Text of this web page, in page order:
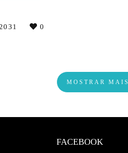
2031 0
MOSTRAR MAIS
FACEBOOK